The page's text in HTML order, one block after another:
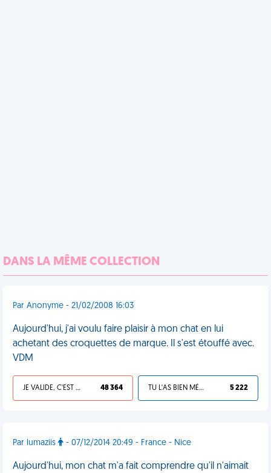
DANS LA MÊME COLLECTION
Par Anonyme - 21/02/2008 16:03
Aujourd'hui, j'ai voulu faire plaisir à mon chat en lui
achetant des croquettes de marque. Il s'est étouffé avec.
VDM
JE VALIDE, C'EST UNE VDM 48 364 TU L'AS BIEN MÉRITÉ 5 222
Par lumaziis - 07/12/2014 20:49 - France - Nice
Aujourd'hui, mon chat m'a fait comprendre qu'il n'aimait